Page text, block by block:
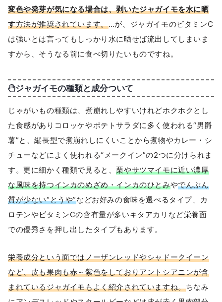
変色や発芽が気になる場合は、剥いたジャガイモを水に晒
す方法が推奨されています。…が、ジャガイモのビタミンC
は強いとは言ってもしっかり水に晒せば流出してしまいま
すから、そうなる前に食べ切りたいものですね。
ジャガイモの種類と成分ついて
じゃがいもの種類は、煮崩れしやすいけれどホクホクとし
た食感がありコロッケやポテトサラダに多く使われる“男爵
薯”と、縦長型で煮崩れしにくいことから煮物やカレー・シ
チューなどによく使われる“メークイン”の2つに分けられま
す。更に細かく種類で見ると、栗やサツマイモに近い濃厚
な風味を持つインカのめざめ・インカのひとみやでんぷん
質が少ない“とうや”などお好みの食味を選べるタイプ、カ
ロテンやビタミンCの含有量が多いキタアカリなど栄養面
での優秀さを押し出したタイプもあります。
栄養成分という面ではノーザンレッドやシャドークイーン
など、皮も果肉も赤～紫色をしておりアントシアニンが含
まれているジャガイモもよく紹介されていますね。ちなみ